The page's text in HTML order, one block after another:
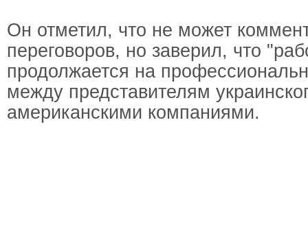
Он отметил, что не может
переговоров, но заверил, что
продолжается на
между представителям
американскими компаниями.